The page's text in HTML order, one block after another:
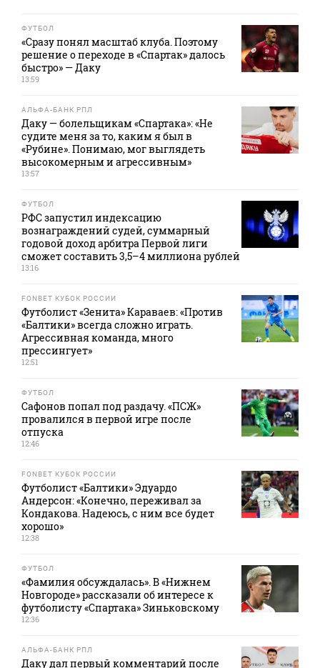
ФУТБОЛ
«Сразу понял масштаб клуба. Поэтому
решение о переходе в «Спартак» далось
быстро» — Даку
13:59
АЛЬФА-БАНК РПЛ
Даку — болельщикам «Спартака»: «Не
судите меня за то, каким я был в
«Рубине». Понимаю, мог выглядеть
высокомерным и агрессивным»
13:57
ФУТБОЛ
РФС запустил индексацию
вознаграждений судей, суммарный
годовой доход арбитра Первой лиги
сможет составить 3,5–4 миллиона рублей
13:16
FONBET КУБОК РОССИИ
Футболист «Зенита» Караваев: «Против
«Балтики» всегда сложно играть.
Агрессивная команда, много
прессингует»
12:51
ФУТБОЛ
Сафонов попал под раздачу. «ПСЖ»
провалился в первой игре после
отпуска
12:46
FONBET КУБОК РОССИИ
Футболист «Балтики» Эдуардо
Андерсон: «Конечно, переживал за
Кондакова. Надеюсь, с ним все будет
хорошо»
12:38
ФУТБОЛ
«Фамилия обсуждалась». В «Нижнем
Новгороде» рассказали об интересе к
футболисту «Спартака» Зиньковскому
12:36
АЛЬФА-БАНК РПЛ
Даку дал первый комментарий после